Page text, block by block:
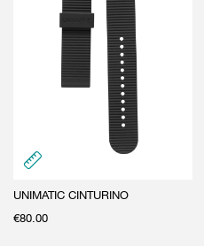
UNIMATIC CINTURINO
€80.00